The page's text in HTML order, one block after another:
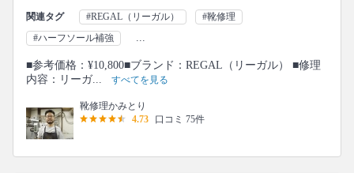
関連タグ #REGAL（リーガル）
#靴修理
#ハーフソール補強
...
■参考価格：¥10,800■ブランド：REGAL（リーガル） ■修理
内容：リーガ...
すべてを見る
靴修理かみとり
4.73
口コミ 75件